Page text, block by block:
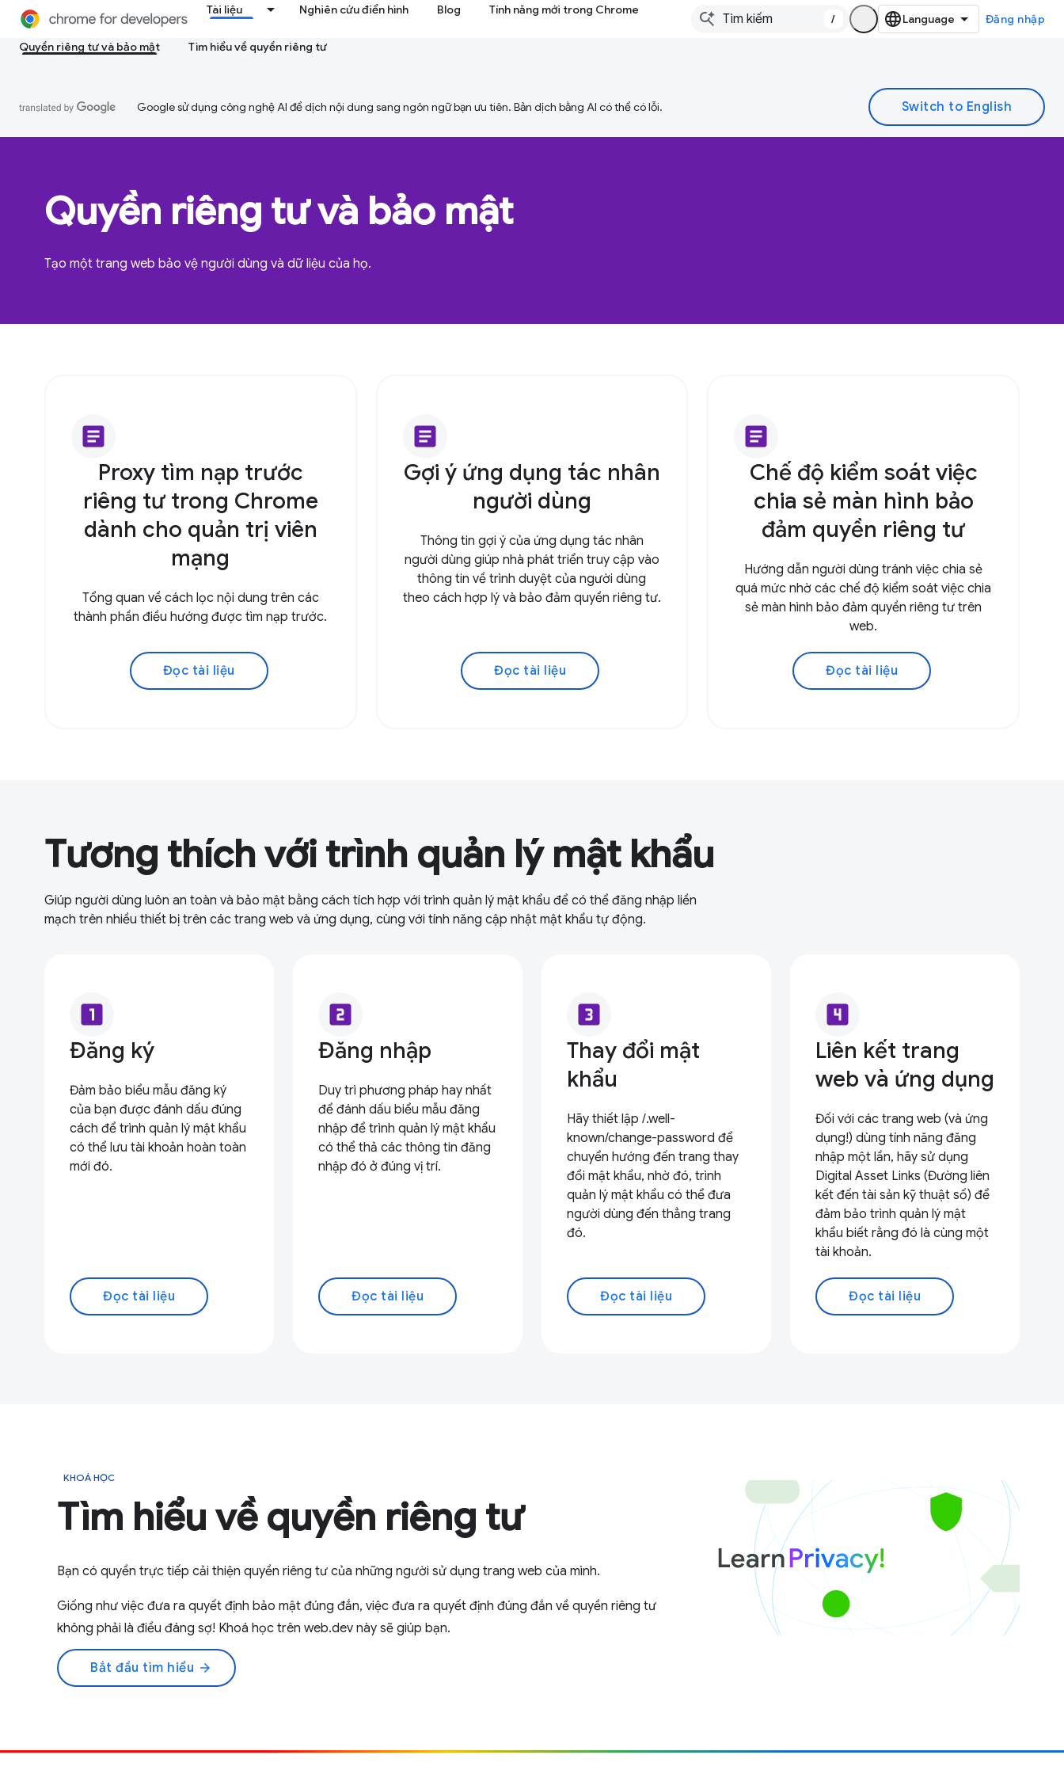
Tài liệu Nghiên cứu điển hình Blog Tính năng mới trong Chrome
/
Đăng nhập
Quyền riêng tư và bảo mật
Tìm hiểu về quyền riêng tư
Google sử dụng công nghệ AI để dịch nội dung sang ngôn ngữ bạn ưu tiên. Bản dịch bằng AI có thể có lỗi.
Quyền riêng tư và bảo mật
Tạo một trang web bảo vệ người dùng và dữ liệu của họ.
article
Proxy tìm nạp trước
riêng tư trong Chrome
dành cho quản trị viên
mạng
Tổng quan về cách lọc nội dung trên các
thành phần điều hướng được tìm nạp trước.
Đọc tài liệu
article
Gợi ý ứng dụng tác nhân
người dùng
Thông tin gợi ý của ứng dụng tác nhân
người dùng giúp nhà phát triển truy cập vào
thông tin về trình duyệt của người dùng
theo cách hợp lý và bảo đảm quyền riêng tư.
Đọc tài liệu
article
Chế độ kiểm soát việc
chia sẻ màn hình bảo
đảm quyền riêng tư
Hướng dẫn người dùng tránh việc chia sẻ
quá mức nhờ các chế độ kiểm soát việc chia
sẻ màn hình bảo đảm quyền riêng tư trên
web.
Đọc tài liệu
Tương thích với trình quản lý mật khẩu
Giúp người dùng luôn an toàn và bảo mật bằng cách tích hợp với trình quản lý mật khẩu để có thể đăng nhập liền
mạch trên nhiều thiết bị trên các trang web và ứng dụng, cùng với tính năng cập nhật mật khẩu tự động.
looks_one
Đăng ký
Đảm bảo biểu mẫu đăng ký
của bạn được đánh dấu đúng
cách để trình quản lý mật khẩu
có thể lưu tài khoản hoàn toàn
mới đó.
Đọc tài liệu
looks_two
Đăng nhập
Duy trì phương pháp hay nhất
để đánh dấu biểu mẫu đăng
nhập để trình quản lý mật khẩu
có thể thả các thông tin đăng
nhập đó ở đúng vị trí.
Đọc tài liệu
looks_3
Thay đổi mật
khẩu
Hãy thiết lập /.well-
known/change-password để
chuyển hướng đến trang thay
đổi mật khẩu, nhờ đó, trình
quản lý mật khẩu có thể đưa
người dùng đến thẳng trang
đó.
Đọc tài liệu
looks_4
Liên kết trang
web và ứng dụng
Đối với các trang web (và ứng
dụng!) dùng tính năng đăng
nhập một lần, hãy sử dụng
Digital Asset Links (Đường liên
kết đến tài sản kỹ thuật số) để
đảm bảo trình quản lý mật
khẩu biết rằng đó là cùng một
tài khoản.
Đọc tài liệu
KHOÁ HỌC
Tìm hiểu về quyền riêng tư
Bạn có quyền trực tiếp cải thiện quyền riêng tư của những người sử dụng trang web của mình.
Giống như việc đưa ra quyết định bảo mật đúng đắn, việc đưa ra quyết định đúng đắn về quyền riêng tư
không phải là điều đáng sợ! Khoá học trên web.dev này sẽ giúp bạn.
Bắt đầu tìm hiểu arrow_forward